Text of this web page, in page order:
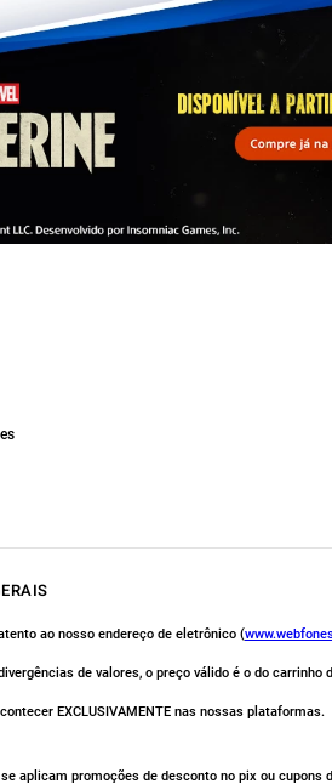
ao nosso endereço de eletrônico (
de valores, o preço válido é o do carrinho
EXCLUSIVAMENTE nas nossas plataformas.
aplicam promoções de desconto no pix ou cupons